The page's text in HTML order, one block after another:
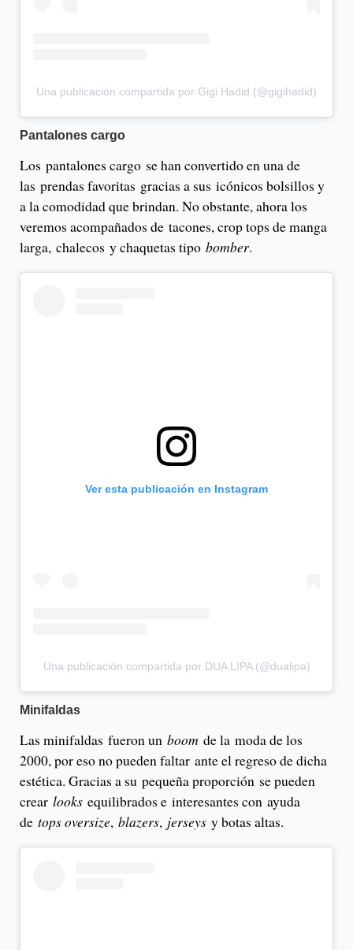
Una publicación compartida por Gigi Hadid (@gigihadid)
Pantalones cargo
Los pantalones cargo se han convertido en una de
las prendas favoritas gracias a sus icónicos bolsillos y
a la comodidad que brindan. No obstante, ahora los
veremos acompañados de tacones, crop tops de manga
larga, chalecos y chaquetas tipo bomber.
Ver esta publicación en Instagram
Una publicación compartida por DUA LIPA (@dualipa)
Minifaldas
Las minifaldas fueron un boom de la moda de los
2000, por eso no pueden faltar ante el regreso de dicha
estética. Gracias a su pequeña proporción se pueden
crear looks equilibrados e interesantes con ayuda
de tops oversize, blazers, jerseys y botas altas.